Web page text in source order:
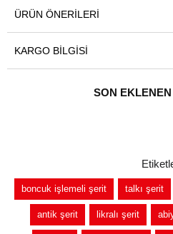
ÜRÜN ÖNERILERI
KARGO BILGISI
SON
boncuk işlemeli şerit talkı şerit
antik şerit likralı şerit